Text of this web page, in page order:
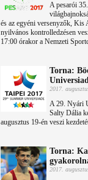
A pesarói
és az egyéni versenyzők,
nyilvános kontrolledzésen
17:00 órakor a Nemzeti
Torna:
2017.
A 29. Nyári
Salty Dália
augusztus 19-én veszi
Torna:
2017.